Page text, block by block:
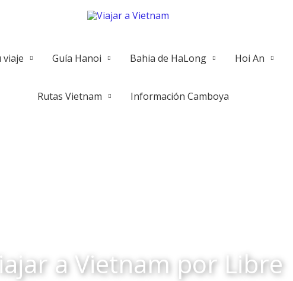
viaje Guía Hanoi Bahia de HaLong Hoi An
Rutas Vietnam Información Camboya
a Vietnam por Libre